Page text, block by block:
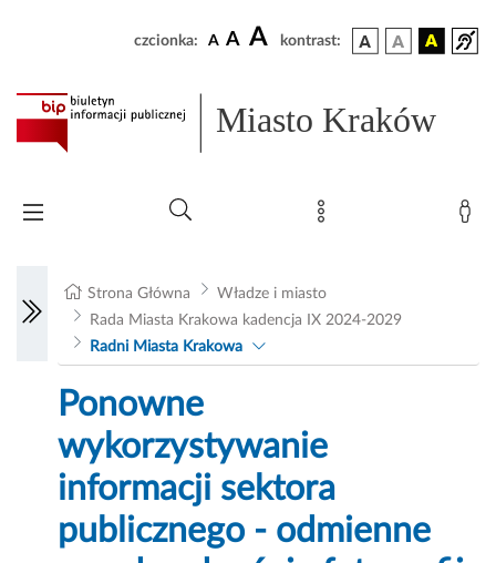
czcionka: A A A kontrast:
Miasto Kraków
Strona Główna
Władze i miasto
Rada Miasta Krakowa kadencja IX 2024-2029
Radni Miasta Krakowa
Ponowne
wykorzystywanie
informacji sektora
publicznego - odmienne